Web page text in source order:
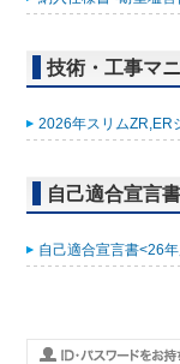
技術・工事マ
2026年スリムZR,ER
自己適合宣言
自己適合宣言書<26年